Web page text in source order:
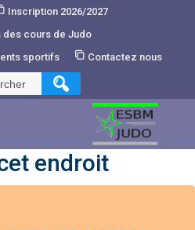
Inscription 2026/2027
des cours de Judo
sportifs
Contactez nous
:
endroit